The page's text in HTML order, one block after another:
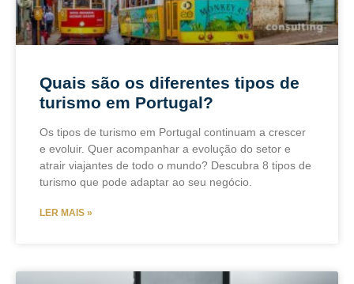
Quais são os diferentes tipos de
turismo em Portugal?
Os tipos de turismo em Portugal continuam a crescer
e evoluir. Quer acompanhar a evolução do setor e
atrair viajantes de todo o mundo? Descubra 8 tipos de
turismo que pode adaptar ao seu negócio.
LER MAIS »